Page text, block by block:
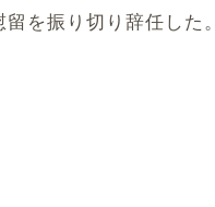
留を振り切り辞任した。